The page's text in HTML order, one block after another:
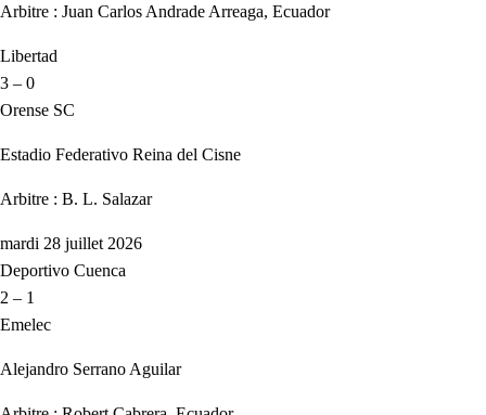
Arbitre : Juan Carlos Andrade Arreaga, Ecuador
Libertad
3 – 0
Orense SC
Estadio Federativo Reina del Cisne
Arbitre : B. L. Salazar
mardi 28 juillet 2026
Deportivo Cuenca
2 – 1
Emelec
Alejandro Serrano Aguilar